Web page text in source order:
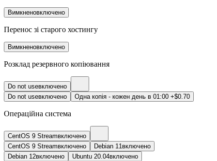
Вимкненовключено
Перенос зі старого хостингу
Вимкненовключено
Розклад резервного копіювання
Do not useвключено
Do not useвключено Одна копія - кожен день в 01:00 +$0.70
Операційна система
CentOS 9 Streamвключено
CentOS 9 Streamвключено Debian 11включено
Debian 12включено Ubuntu 20.04включено